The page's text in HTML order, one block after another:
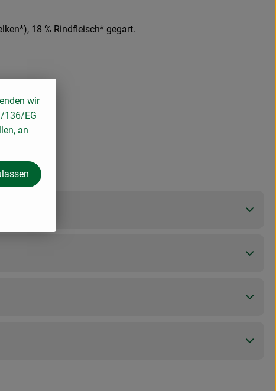
18 % Rindfleisch* gegart.
wir
136/EG
an